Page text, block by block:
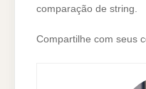
comparação de string.
Compartilhe com seus